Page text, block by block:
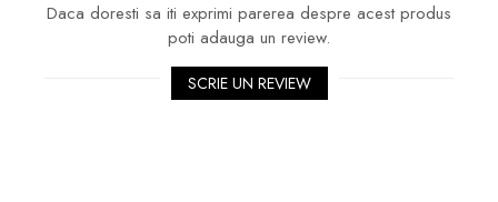
Daca doresti sa iti exprimi parerea despre acest produs
poti adauga un review.
SCRIE UN REVIEW